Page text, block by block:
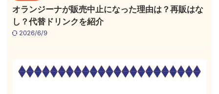
オランジーナが販売中止になった理由は？再販はな
し？代替ドリンクを紹介
2026/6/9